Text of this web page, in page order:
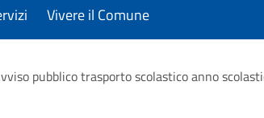
Vivere il Comune
pubblico trasporto scolastico anno